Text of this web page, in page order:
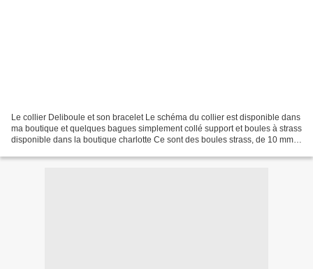
Le collier Deliboule et son bracelet Le schéma du collier est disponible dans
ma boutique et quelques bagues simplement collé support et boules à strass
disponible dans la boutique charlotte Ce sont des boules strass, de 10 mm